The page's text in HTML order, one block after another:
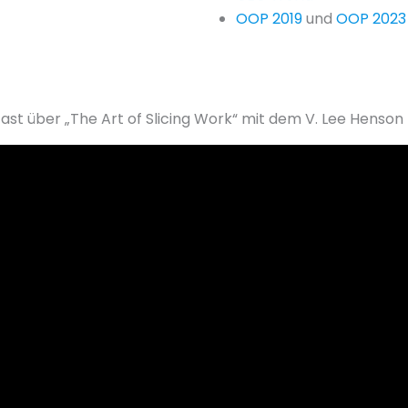
OOP 2019und OOP 2023
über „The Art of Slicing Work“ mit dem V. Lee